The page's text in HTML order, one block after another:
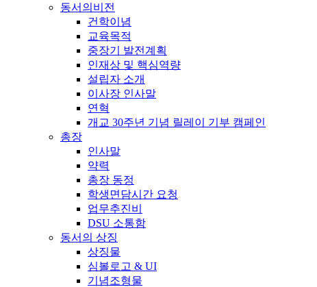
동서의비전
건학이념
교육목적
중장기 발전계획
인재상 및 핵심역량
설립자 소개
이사장 인사말
연혁
개교 30주년 기념 릴레이 기부 캠페인
총장
인사말
약력
총장 동정
학생면담시간 요청
업무추진비
DSU 소통함
동서의 상징
상징물
심볼로고 & UI
기념조형물